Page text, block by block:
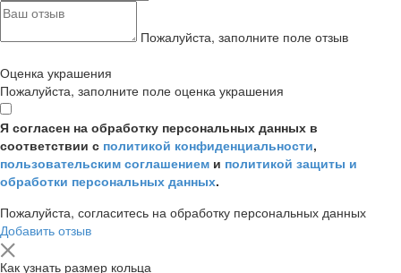
Пожалуйста, заполните поле отзыв
Оценка украшения
Пожалуйста, заполните поле оценка украшения
Я согласен на обработку персональных данных в
соответствии с политикой конфиденциальности,
пользовательским соглашением и политикой защиты и
обработки персональных данных.
Пожалуйста, согласитесь на обработку персональных данных
Добавить отзыв
Как узнать размер кольца